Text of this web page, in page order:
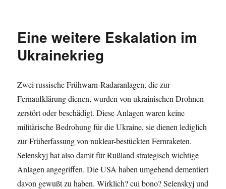
Eine weitere Eskalation im
Ukrainekrieg
Zwei russische Frühwarn-Radaranlagen, die zur
Fernaufklärung dienen, wurden von ukrainischen Drohnen
zerstört oder beschädigt. Diese Anlagen waren keine
militärische Bedrohung für die Ukraine, sie dienen lediglich
zur Früherfassung von nuklear-bestückten Fernraketen.
Selenskyj hat also damit für Rußland strategisch wichtige
Anlagen angegriffen. Die USA haben umgehend dementiert
davon gewußt zu haben. Wirklich? cui bono? Selenskyj und